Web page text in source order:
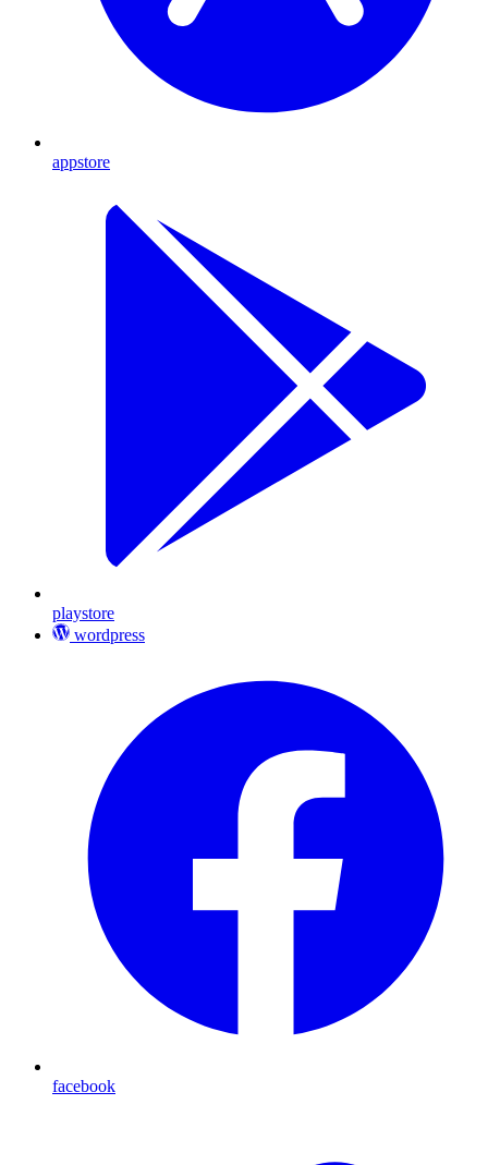
appstore
playstore
wordpress
facebook